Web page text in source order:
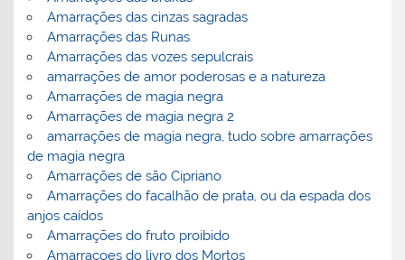
Amarrações das cinzas sagradas
Amarrações das Runas
Amarrações das vozes sepulcrais
amarrações de amor poderosas e a natureza
Amarrações de magia negra
Amarrações de magia negra 2
amarrações de magia negra, tudo sobre amarrações
de magia negra
Amarrações de são Cipriano
Amarrações do facalhão de prata, ou da espada dos
anjos caídos
Amarrações do fruto proibido
Amarraçoes do livro dos Mortos